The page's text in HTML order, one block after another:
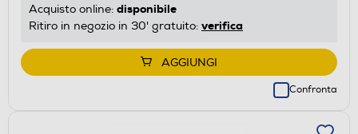
Acquisto online: disponibile
Ritiro in negozio in 30' gratuito: verifica
AGGIUNGI
Confronta